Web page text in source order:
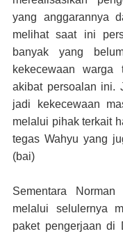
yang anggarannya
melihat saat ini
banyak yang
kekecewaan warga
akibat persoalan ini.
jadi kekecewaan
melalui pihak terkait
tegas Wahyu yang
(bai)
Sementara
melalui selulernya
paket pengerjaan di